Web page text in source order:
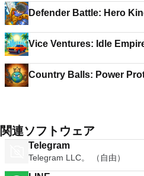
Defender Battle: Hero
Vice Ventures: Idle
Country Balls: Power
関連ソフトウェア
Telegram
Telegram LLC。 （自由）